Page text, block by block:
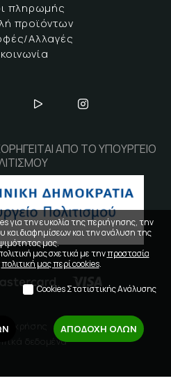
πληρωμής
προϊόντων
Αλλαγές
ΑΠΟ ΤΟ ΥΠΟΥΡΓΕΙΟ
χρήσης
δεδομένα
για την ευκολία της περιήγησης, την
και διαφημίσεων και την ανάλυση της
μας.
μας σχετικά με τηνπροστασία
πολιτική μας περί cookies.
Cookies Στατιστικής Ανάλυσης
ΑΠΟΔΟΧΗ ΟΛΩΝ